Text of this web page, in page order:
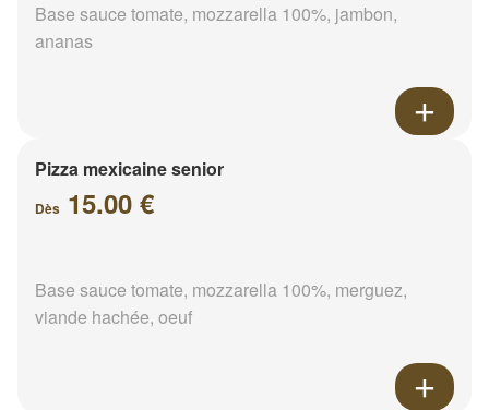
Base sauce tomate, mozzarella 100%, jambon,
ananas
Pizza mexicaine senior
Dès 15.00 €
Base sauce tomate, mozzarella 100%, merguez,
viande hachée, oeuf